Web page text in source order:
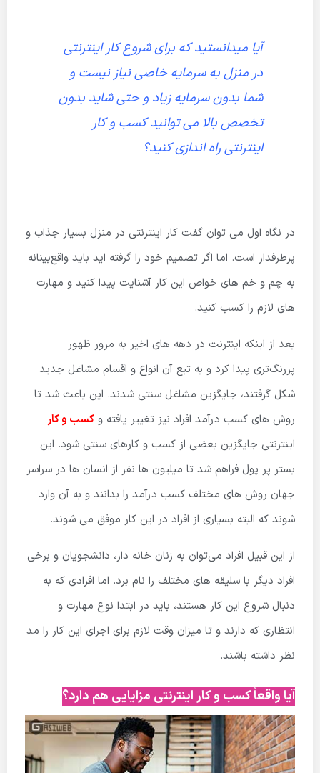
آیا میدانستید که برای شروع کار اینترنتی
در منزل به سرمایه خاصی نیاز نیست و
شما بدون سرمایه زیاد و حتی شاید بدون
تخصص بالا می توانید کسب و کار
اینترنتی راه اندازی کنید؟
در نگاه اول می توان گفت کار اینترنتی در منزل بسیار جذاب و
پرطرفدار است. اما اگر تصمیم خود را گرفته اید باید واقع‌بینانه
به چم و خم های خواص این کار آشنایت پیدا کنید و مهارت
های لازم را کسب کنید.
بعد از اینکه اینترنت در دهه های اخیر به مرور ظهور
پررنگ‌تری پیدا کرد و به تبع آن انواع و اقسام مشاغل جدید
شکل گرفتند، جایگزین مشاغل سنتی شدند. این باعث شد تا
روش های کسب درآمد افراد نیز تغییر یافته و کسب و کار
اینترنتی جایگزین بعضی از کسب و کارهای سنتی شود. این
بستر پر پول فراهم شد تا میلیون ها نفر از انسان ها در سراسر
جهان روش های مختلف کسب درآمد را بدانند و به آن وارد
شوند که البته بسیاری از افراد در این کار موفق می شوند.
از این قبیل افراد می‌توان به زنان خانه دار، دانشجویان و برخی
افراد دیگر با سلیقه های مختلف را نام برد. اما افرادی که به
دنبال شروع این کار هستند، باید در ابتدا نوع مهارت و
انتظاری که دارند و تا میزان وقت لازم برای اجرای این کار را مد
نظر داشته باشند.
آیا واقعاً کسب و کار اینترنتی مزایایی هم دارد؟